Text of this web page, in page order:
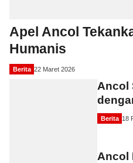
Apel Ancol
Humanis
Berita 22 Maret 2026
Ancol
Berita 18
Ancol